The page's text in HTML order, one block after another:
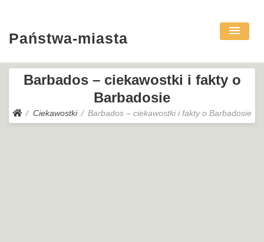
Państwa-miasta
Barbados – ciekawostki i fakty o
Barbadosie
Ciekawostki Barbados – ciekawostki i fakty o Barbadosie